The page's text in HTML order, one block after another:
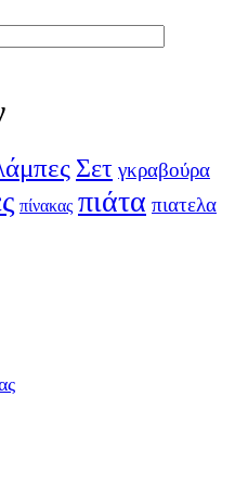
Σετ γκραβούρα
πίνακας πιάτα πιατελα